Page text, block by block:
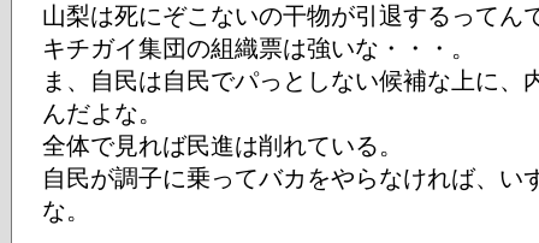
山梨は死にぞこないの干物が引退するってん
キチガイ集団の組織票は強いな・・・。
ま、自民は自民でパっとしない候補な上に、
んだよな。
全体で見れば民進は削れている。
自民が調子に乗ってバカをやらなければ、い
な。